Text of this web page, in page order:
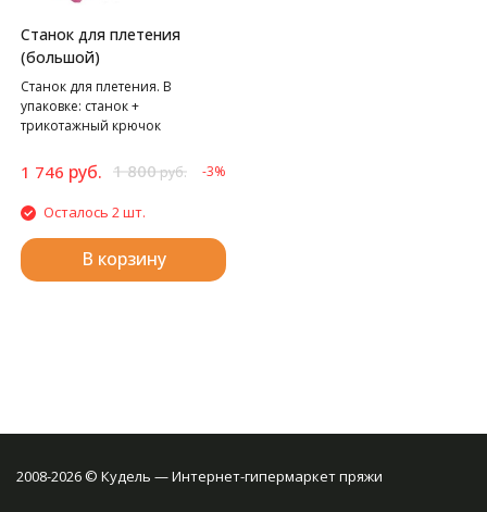
Станок для плетения
(большой)
Станок для плетения. В
упаковке: станок +
трикотажный крючок
1 746 руб. 1 800руб. -3%
Осталось 2 шт.
В корзину
2008-2026 © Кудель — Интернет-гипермаркет пряжи